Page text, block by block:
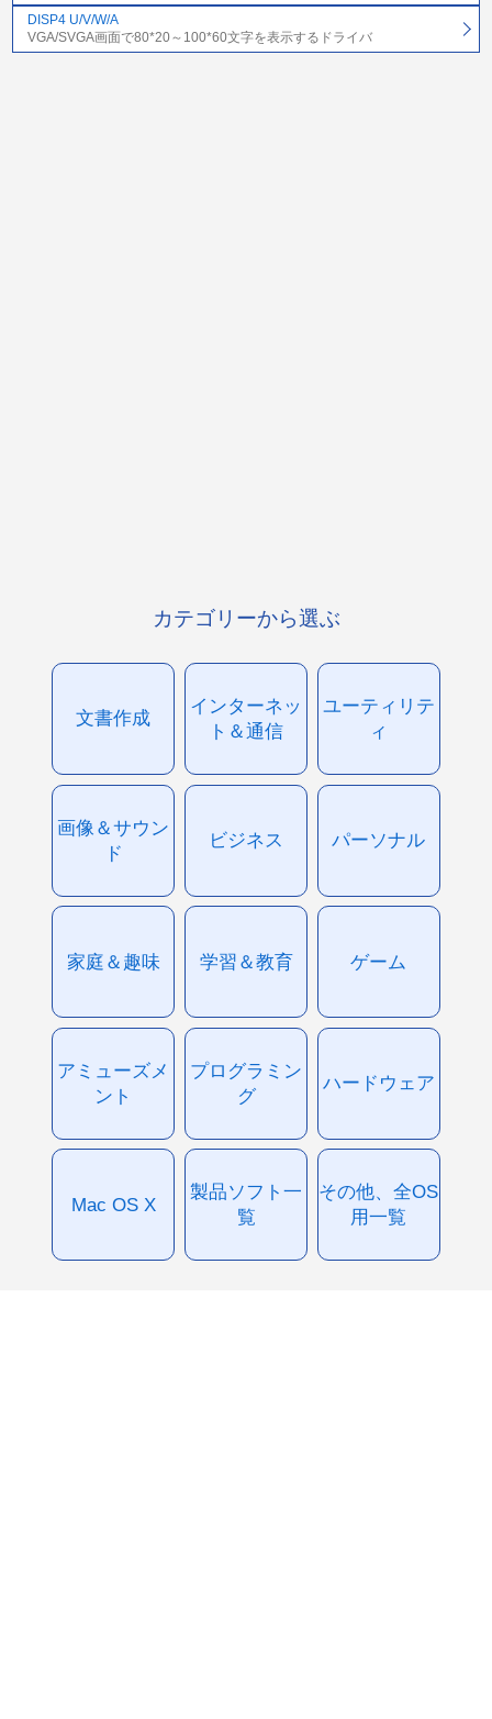
DISP4 U/V/W/A
VGA/SVGA画面で80*20～100*60文字を表示するドライバ
カテゴリーから選ぶ
文書作成
インターネッ
ト＆通信
ユーティリテ
ィ
画像＆サウン
ド
ビジネス パーソナル
家庭＆趣味 学習＆教育 ゲーム
アミューズメ
ント
プログラミン
グ
ハードウェア
Mac OS X
製品ソフト一
覧
その他、全OS
用一覧